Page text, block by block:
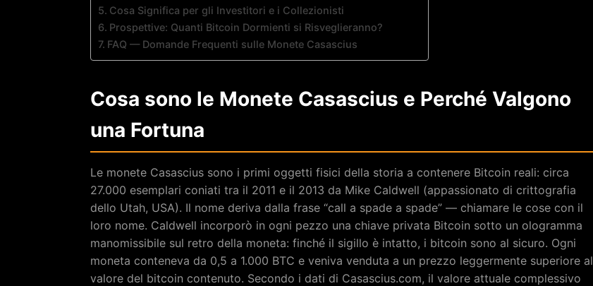
Cosa Significa per gli Investitori e i Collezionisti
Prospettive: Quanti Bitcoin Dormienti si Risveglieranno?
FAQ — Domande Frequenti sulle Monete Casascius
Cosa sono le Monete Casascius e Perché Valgono
una Fortuna
Le monete Casascius sono i primi oggetti fisici della storia a contenere Bitcoin reali: circa
27.000 esemplari coniati tra il 2011 e il 2013 da Mike Caldwell (appassionato di crittografia
dello Utah, USA). Il nome deriva dalla frase “call a spade a spade” — chiamare le cose con il
loro nome. Caldwell incorporò in ogni pezzo una chiave privata Bitcoin sotto un ologramma
manomissibile sul retro della moneta: finché il sigillo è intatto, i bitcoin sono al sicuro. Ogni
moneta conteneva da 0,5 a 1.000 BTC e veniva venduta a un prezzo leggermente superiore al
valore del bitcoin contenuto. Secondo i dati di Casascius.com, il valore attuale complessivo